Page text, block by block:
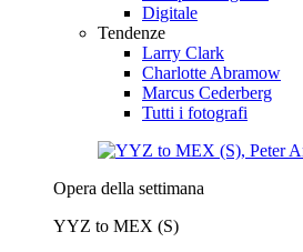
Digitale
Tendenze
Larry Clark
Charlotte Abramow
Marcus Cederberg
Tutti i fotografi
Opera della settimana
YYZ to MEX (S)